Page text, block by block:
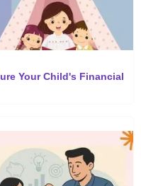
Your Child's Financial